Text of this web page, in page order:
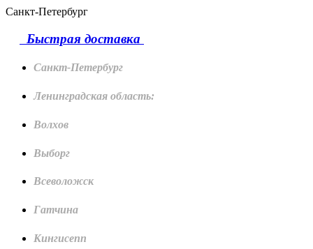
Санкт-Петербург
Быстрая доставка
Санкт-Петербург
Ленинградская область:
Волхов
Выборг
Всеволожск
Гатчина
Кингисепп